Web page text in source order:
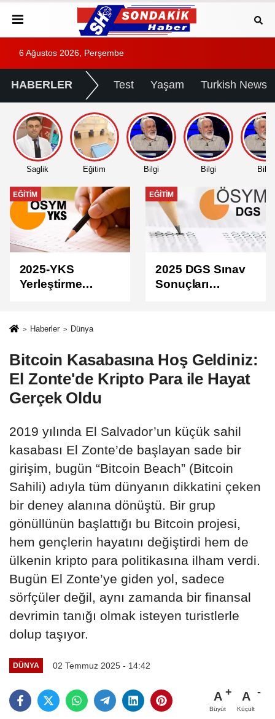
6 Ağustos 2026, Perşembe
HABERLER Test Yaşam Turkish News
Saglik Eğitim Bilgi Bilgi Bilgi
EĞITIM
2025-YKS
Yerleştirme
Sonuçlar
Açıldı
EĞITIM
2025 DGS Sınav
Sonuçları
Haberler Dünya
Bitcoin Kasabasına Hoş Geldiniz:
El Zonte'de Kripto Para ile Hayat
Gerçek Oldu
2019 yılında El Salvador’un küçük sahil
kasabası El Zonte’de başlayan sade bir
girişim, bugün “Bitcoin Beach” (Bitcoin
Sahili) adıyla tüm dünyanın dikkatini çeken
bir deney alanına dönüştü. Bir grup
gönüllünün başlattığı bu Bitcoin projesi,
hem gençlerin hayatını değiştirdi hem de
ülkenin kripto para politikasına ilham verdi.
Bugün El Zonte’ye giden yol, sadece
sörfçüler değil, aynı zamanda bir finansal
devrimin tanığı olmak isteyen turistlerle
dolup taşıyor.
DÜNYA 02 Temmuz 2025 - 14:42
A
Büyüt
A
Küçült